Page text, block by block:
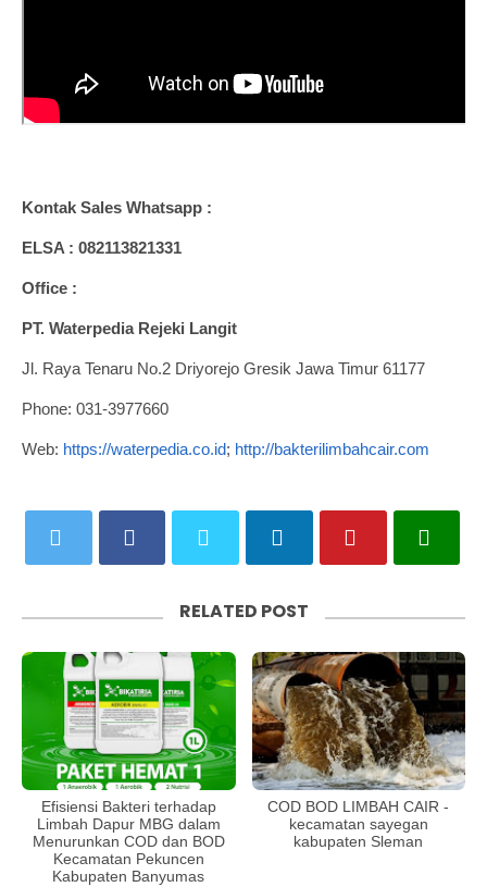
Kontak Sales Whatsapp :
ELSA : 082113821331
Office :
PT. Waterpedia Rejeki Langit
Jl. Raya Tenaru No.2 Driyorejo Gresik Jawa Timur 61177
Phone: 031-3977660
Web: https://waterpedia.co.id; http://bakterilimbahcair.com
RELATED POST
Efisiensi Bakteri terhadap
Limbah Dapur MBG dalam
Menurunkan COD dan BOD
Kecamatan Pekuncen
Kabupaten Banyumas
COD BOD LIMBAH CAIR -
kecamatan sayegan
kabupaten Sleman